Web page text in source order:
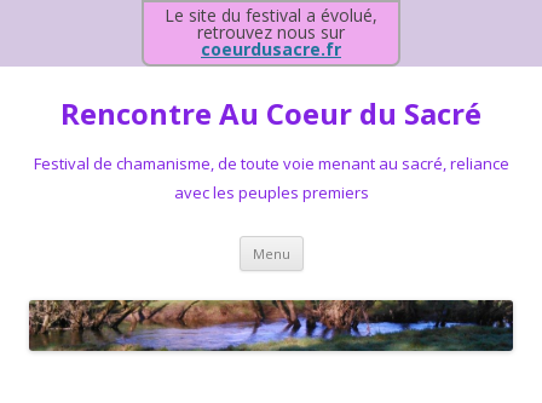
Le site du festival a évolué,
retrouvez nous sur
coeurdusacre.fr
Rencontre Au Coeur du Sacré
Festival de chamanisme, de toute voie menant au sacré, reliance
avec les peuples premiers
Menu Aller au contenu principal